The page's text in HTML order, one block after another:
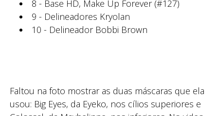
8 - Base HD, Make Up Forever (#127)
9 - Delineadores Kryolan
10 - Delineador Bobbi Brown
Faltou na foto mostrar as duas máscaras que ela
usou: Big Eyes, da Eyeko, nos cílios superiores e